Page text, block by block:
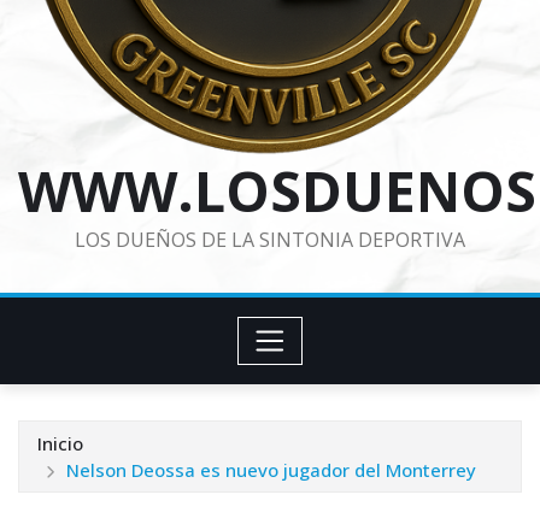
LOS DUEÑOS DE LA SINTONIA DEPORTIVA
Inicio
Nelson Deossa es nuevo jugador del Monterrey